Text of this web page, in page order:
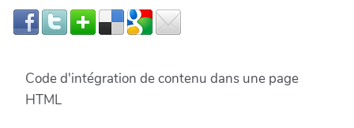
Code d'intégration de contenu dans une page
HTML